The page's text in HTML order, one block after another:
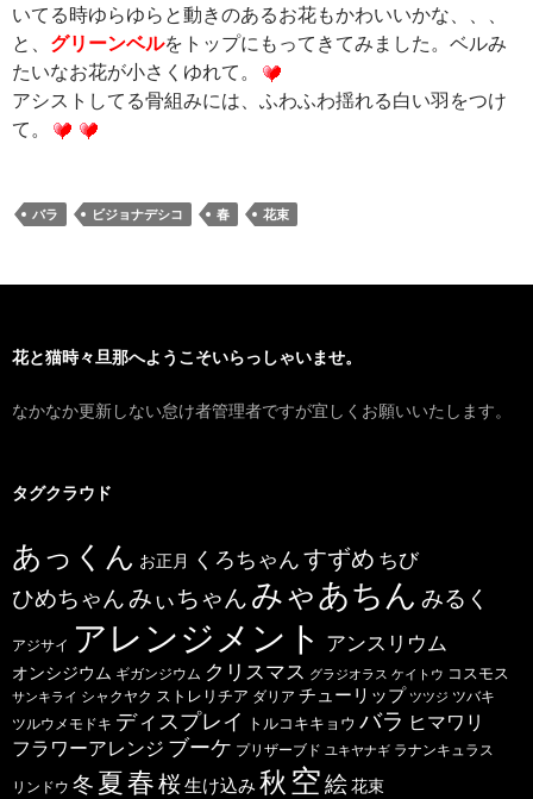
いてる時ゆらゆらと動きのあるお花もかわいいかな、、、
と、 グリーンベルをトップにもってきてみました。ベルみ
たいなお花が小さくゆれて。
アシストしてる骨組みには、ふわふわ揺れる白い羽をつけ
て。
バラ ビジョナデシコ 春 花束
花と猫時々旦那へようこそいらっしゃいませ。
なかなか更新しない怠け者管理者ですが宜しくお願いいたします。
タグクラウド
あっくん お正月 くろちゃんすずめ ちび
ひめちゃんみぃちゃん みゃあちん みるく
アジサイ アレンジメント アンスリウム
オンシジウム ギガンジウム クリスマス グラジオラス ケイトウ コスモス
サンキライ シャクヤク ストレリチア ダリア チューリップ ツツジ ツバキ
ツルウメモドキ ディスプレイ トルコキキョウ バラ ヒマワリ
フラワーアレンジ ブーケ プリザーブド ユキヤナギ ラナンキュラス
リンドウ 冬 夏春桜生け込み 秋 空絵花束